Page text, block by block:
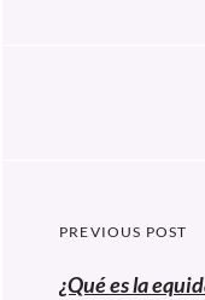
Navegación
de
PREVIOUS POST
Previous
¿Qué es la